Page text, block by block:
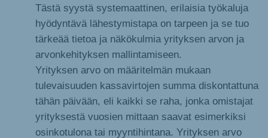
Tästä syystä systemaattinen, erilaisia työkaluja
hyödyntävä lähestymistapa on tarpeen ja se tuo
tärkeää tietoa ja näkökulmia yrityksen arvon ja
arvonkehityksen mallintamiseen.
Yrityksen arvo on määritelmän mukaan
tulevaisuuden kassavirtojen summa diskontattuna
tähän päivään, eli kaikki se raha, jonka omistajat
yrityksestä vuosien mittaan saavat esimerkiksi
osinkotulona tai myyntihintana. Yrityksen arvo